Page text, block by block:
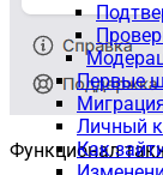
Первые
Личный
Как
Функционал